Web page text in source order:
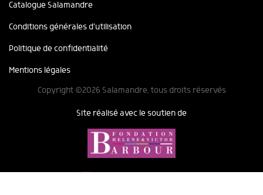
Catalogue Salamandre
Conditions générales d'utilisation
Politique de confidentialité
Mentions légales
Copyright ©2026 Salamandre, tous droits réservés
Site réalisé avec le soutien de